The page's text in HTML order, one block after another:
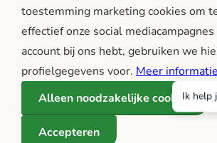
Betrouwbare en onafhankelijke
samenwerking met experts zoals artsen
toestemming marketing cookies om
effectief onze social
account bij ons hebt, gebruiken we
profielgegevens voor. Meer informatie
Alleen noodzakelijke cookies
Accepteren
Ik help